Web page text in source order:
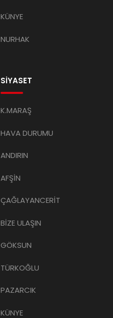
KÜNYE
NURHAK
SİYASET
K.MARAŞ
HAVA DURUMU
ANDIRIN
AFŞİN
ÇAĞLAYANCERİT
BİZE ULAŞIN
GÖKSUN
TÜRKOĞLU
PAZARCIK
KÜNYE